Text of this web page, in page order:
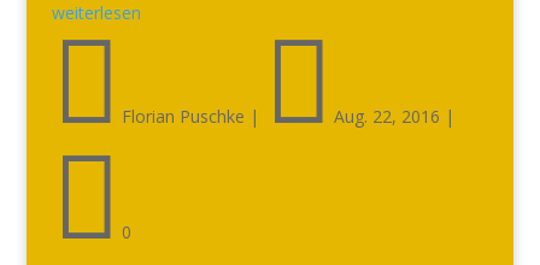
weiterlesen
 Florian Puschke |  Aug. 22, 2016 |
 0